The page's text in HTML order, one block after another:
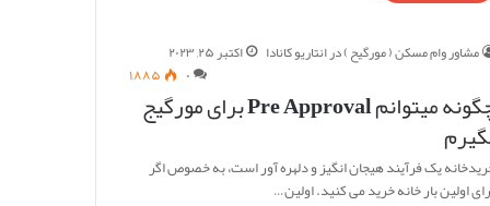
مشاور وام مسکن ( مورگیح ) در انتاریو کانادا
اکتبر ۲۵, ۲۰۲۳
۰
۱,۸۸۵
چگونه میتوانم Pre Approval برای مورگیج
یک فرآیند هیجان انگیز و دلهره آور است، به خصوص اگر
اولین بار خانه خرید می کنید. اولین…